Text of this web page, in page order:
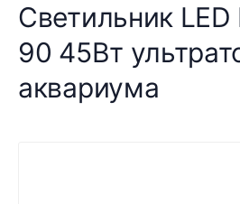
Светильник LED
90 45Вт
аквариума